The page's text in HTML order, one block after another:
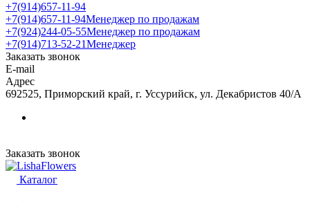
+7(914)657-11-94
+7(914)657-11-94Менеджер по продажам
+7(924)244-05-55Менеджер по продажам
+7(914)713-52-21Менеджер
Заказать звонок
E-mail
Адрес
692525, Приморский край, г. Уссурийск, ул. Декабристов 40/А
Заказать звонок
Каталог